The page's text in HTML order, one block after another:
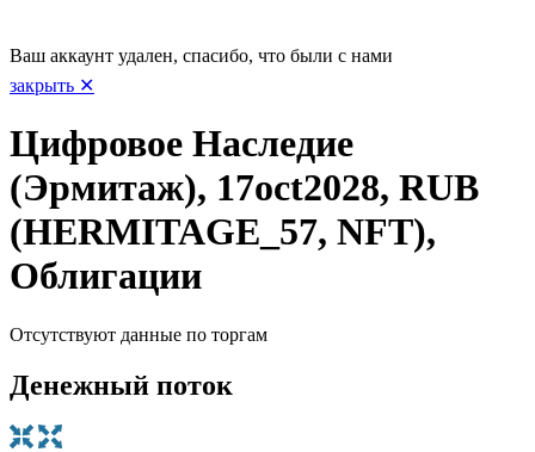
Ваш аккаунт удален, спасибо, что были с нами
закрыть ✕
Цифровое Наследие
(Эрмитаж), 17oct2028, RUB
(HERMITAGE_57, NFT),
Облигации
Отсутствуют данные по торгам
Денежный поток